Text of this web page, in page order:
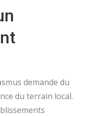
demande du
du terrain local.